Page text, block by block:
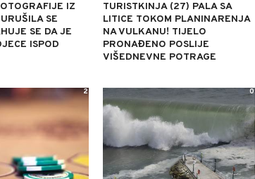
IZ
SE
SE DA JE
ISPOD
TURISTKINJA (27) PALA SA
LITICE TOKOM PLANINARENJA
NA VULKANU! TIJELO
PRONAĐENO POSLIJE
VIŠEDNEVNE POTRAGE
2 0